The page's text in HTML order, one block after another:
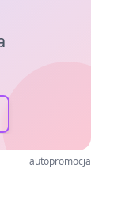
autopromocja